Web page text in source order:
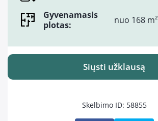
Gyvenamasis
plotas:
nuo 168 m²
Siųsti užklausą
Skelbimo ID: 58855